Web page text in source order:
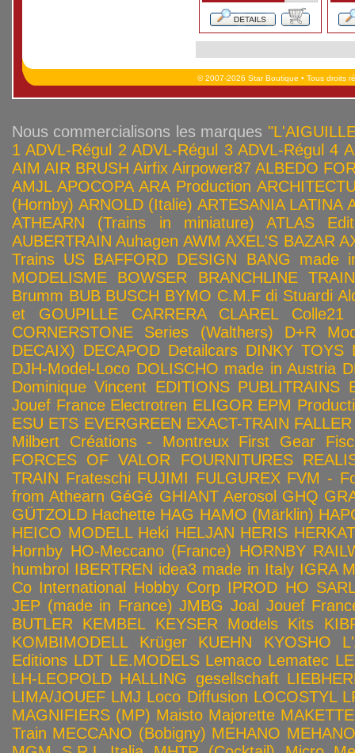
© 2007-2026 Star Boutique • Tous droits
Nous commercialisons les marques
1 ADVL-Régul 2 ADVL-Régul 3 ADVL-Régul 4
AIM AIR BRUSH Airfix Airpower87 ALBEDO
AMJL APOCOPA ARA Production
(Hornby) ARNOLD (Italie) ARTESANIA LATINA
ATHEARN (Trains in miniature)
ATLAS
AUBERTRAIN Auhagen AWM AXEL'S BAZAR
Trains US BAFFORD DESIGN
BANG made
MODELISME
BOWSER
BRANCHLINE
Brumm BUB BUSCH BYMO C.M.F di Stuardi
et GOUPILLE
CARRERA CLAREL
Colle21
CORNERSTONE Series (Walthers)
D+R
DECAIX) DECAPOD Detailcars DINKY TOYS
DJH-Model-Loco DOLISCHO made in Austria
Dominique Vincent EDITIONS PUBLITRAINS
Jouef France Electrotren ELIGOR EPM
ESU ETS EVERGREEN EXACT-TRAIN FALLER
Milbert Créations - Montreux First Gear
FORCES OF VALOR
FOURNITURES
TRAIN Frateschi FUJIMI FULGUREX FVM -
from Athearn GéGé GHIANT Aerosol GHQ
GÜTZOLD Hachette HAG HAMO (Märklin)
HEICO MODELL Heki HELJAN HERIS HERKAT
Hornby HO-Meccano (France) HORNBY
humbrol IBERTREN idea3 made in Italy IGRA
Co International Hobby Corp IPROD HO
JEP (made in France) JMBG Joal Jouef
BUTLER
KEMBEL KEYSER Models Kits
KOMBIMODELL
Krüger KUEHN KYOSHO
Editions LDT LE.MODELS Lemaco Lematec
LH-LEOPOLD HALLING gesellschaft
LIMA/JOUEF LMJ Loco Diffusion LOCOSTYL
MAGNIFIERS (MP) Maisto Majorette MAKETTE
Train MECCANO (Bobigny) MEHANO